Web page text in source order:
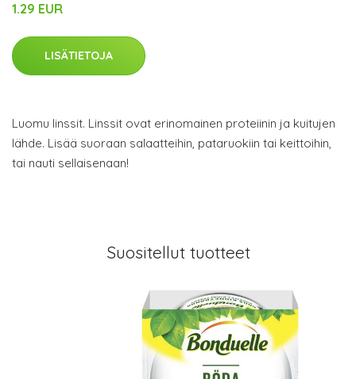
1.29 EUR
LISÄTIETOJA
Luomu linssit. Linssit ovat erinomainen proteiinin ja kuitujen
lähde. Lisää suoraan salaatteihin, pataruokiin tai keittoihin,
tai nauti sellaisenaan!
Suositellut tuotteet